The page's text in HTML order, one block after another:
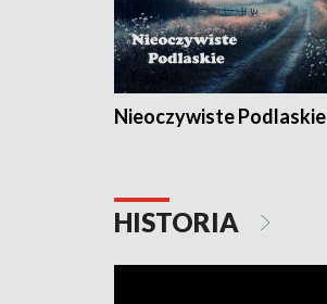
Nieoczywiste Podlaskie
HISTORIA